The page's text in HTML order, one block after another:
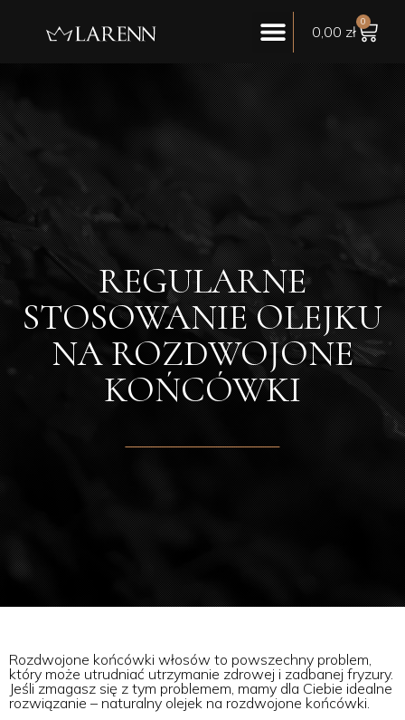
0,00 zł
0
REGULARNE
STOSOWANIE OLEJKU
NA ROZDWOJONE
KOŃCÓWKI
Rozdwojone końcówki włosów to powszechny problem,
który może utrudniać utrzymanie zdrowej i zadbanej fryzury.
Jeśli zmagasz się z tym problemem, mamy dla Ciebie idealne
rozwiązanie – naturalny olejek na rozdwojone końcówki.